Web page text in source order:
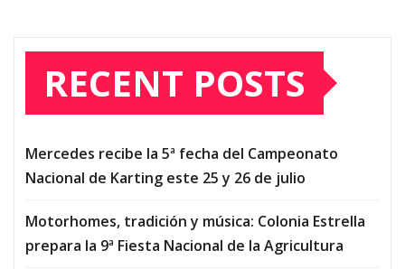
RECENT POSTS
Mercedes recibe la 5ª fecha del Campeonato
Nacional de Karting este 25 y 26 de julio
Motorhomes, tradición y música: Colonia Estrella
prepara la 9ª Fiesta Nacional de la Agricultura